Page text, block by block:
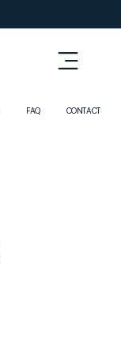
FAQ CONTACT